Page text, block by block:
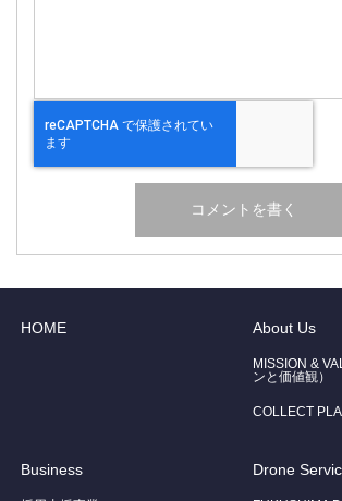
HOME About Us
MISSION &
ンと価値観）
COLLECT
Business Drone